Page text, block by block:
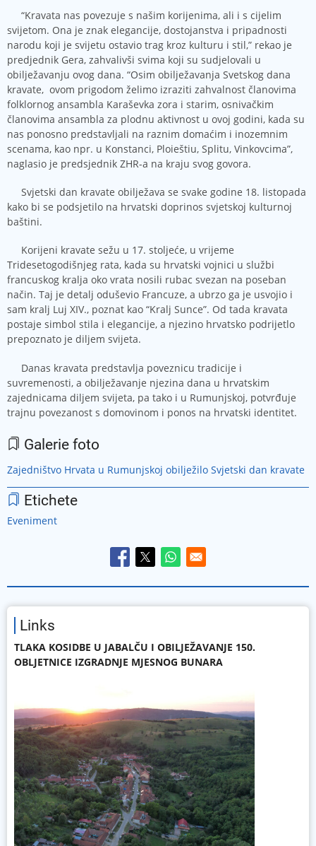
“Kravata nas povezuje s našim korijenima, ali i s cijelim
svijetom. Ona je znak elegancije, dostojanstva i pripadnosti
narodu koji je svijetu ostavio trag kroz kulturu i stil,” rekao je
predjednik Gera, zahvalivši svima koji su sudjelovali u
obilježavanju ovog dana. “Osim obilježavanja Svetskog dana
kravate, ovom prigodom želimo izraziti zahvalnost članovima
folklornog ansambla Karaševka zora i starim, osnivačkim
članovima ansambla za plodnu aktivnost u ovoj godini, kada su
nas ponosno predstavljali na raznim domaćim i inozemnim
scenama, kao npr. u Konstanci, Ploieštiu, Splitu, Vinkovcima”,
naglasio je predsjednik ZHR-a na kraju svog govora.
Svjetski dan kravate obilježava se svake godine 18. listopada
kako bi se podsjetilo na hrvatski doprinos svjetskoj kulturnoj
baštini.
Korijeni kravate sežu u 17. stoljeće, u vrijeme
Tridesetogodišnjeg rata, kada su hrvatski vojnici u službi
francuskog kralja oko vrata nosili rubac svezan na poseban
način. Taj je detalj oduševio Francuze, a ubrzo ga je usvojio i
sam kralj Luj XIV., poznat kao “Kralj Sunce”. Od tada kravata
postaje simbol stila i elegancije, a njezino hrvatsko podrijetlo
prepoznato je diljem svijeta.
Danas kravata predstavlja poveznicu tradicije i
suvremenosti, a obilježavanje njezina dana u hrvatskim
zajednicama diljem svijeta, pa tako i u Rumunjskoj, potvrđuje
trajnu povezanost s domovinom i ponos na hrvatski identitet.
Galerie foto
Zajedništvo Hrvata u Rumunjskoj obilježilo Svjetski dan kravate
Etichete
Eveniment
Links
TLAKA KOSIDBE U JABALČU I OBILJEŽAVANJE 150.
OBLJETNICE IZGRADNJE MJESNOG BUNARA